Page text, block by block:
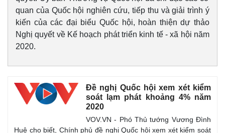
quan của Quốc hội nghiên cứu, tiếp thu và giải trình ý
kiến của các đại biểu Quốc hội, hoàn thiện dự thảo
Nghị quyết về Kế hoạch phát triển kinh tế - xã hội năm
2020.
Đề nghị Quốc hội xem xét kiểm
soát lạm phát khoảng 4% năm
2020
VOV.VN - Phó Thủ tướng Vương Đình
Huệ cho biết, Chính phủ đề nghị Quốc hội xem xét kiểm soát